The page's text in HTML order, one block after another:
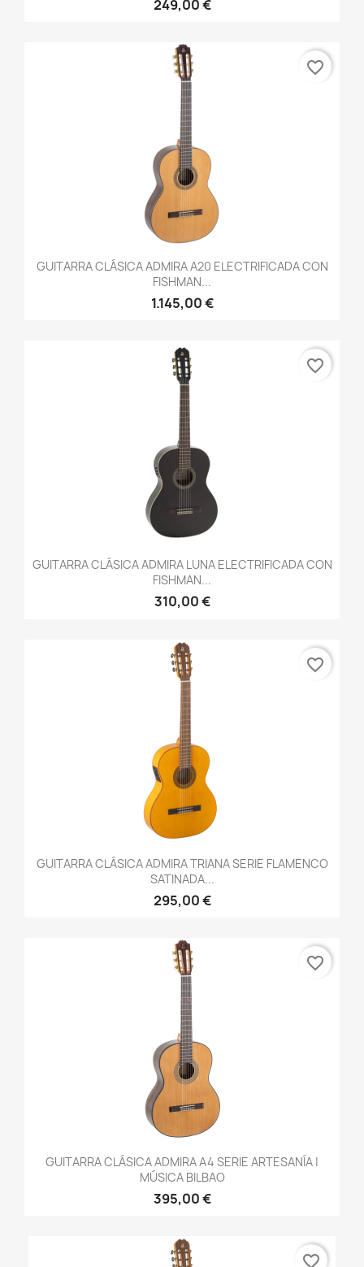
249,00 €
GUITARRA CLÁSICA ADMIRA A20 ELECTRIFICADA CON
FISHMAN...
1.145,00 €
favorite_border
GUITARRA CLÁSICA ADMIRA LUNA ELECTRIFICADA CON
FISHMAN...
310,00 €
favorite_border
GUITARRA CLÁSICA ADMIRA TRIANA SERIE FLAMENCO
SATINADA...
295,00 €
favorite_border
GUITARRA CLÁSICA ADMIRA A4 SERIE ARTESANÍA |
MÚSICA BILBAO
395,00 €
favorite_border
favorite_border